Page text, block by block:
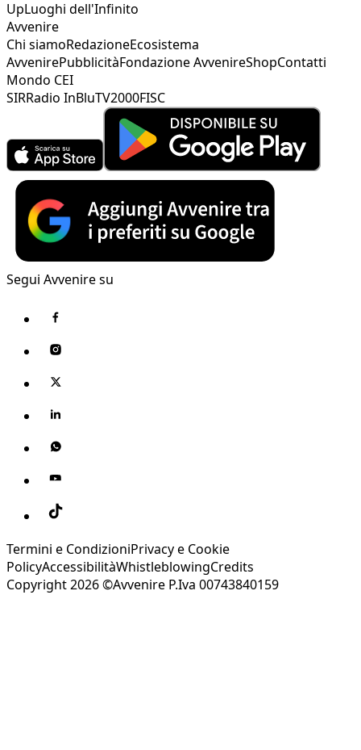
UpLuoghi dell'Infinito
Avvenire
Chi siamoRedazioneEcosistema
AvvenirePubblicitàFondazione AvvenireShopContatti
Mondo CEI
SIRRadio InBluTV2000FISC
Segui Avvenire su
Termini e CondizioniPrivacy e Cookie
PolicyAccessibilitàWhistleblowingCredits
Copyright 2026 ©Avvenire P.Iva 00743840159